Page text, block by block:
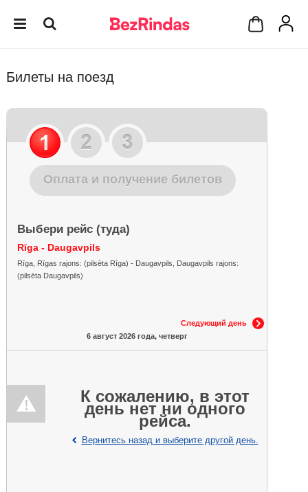
Билеты на поезд
Оплата и получение билетов
Выбери рейс (туда)
Rīga - Daugavpils
Rīga, Rīgas rajons: (pilsēta Rīga) - Daugavpils, Daugavpils rajons:
(pilsēta Daugavpils)
Следующий день
6 август 2026 года, четверг
К сожалению, в этот
день нет ни одного
рейса.
Вернитесь назад и выберите другой день.